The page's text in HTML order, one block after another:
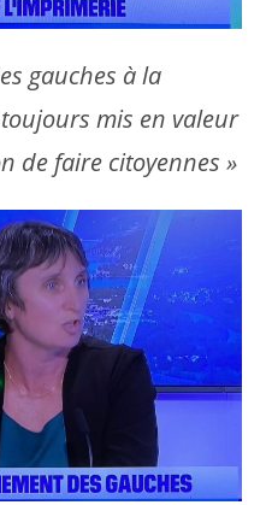
gauches à la
mis en valeur
de faire citoyennes »